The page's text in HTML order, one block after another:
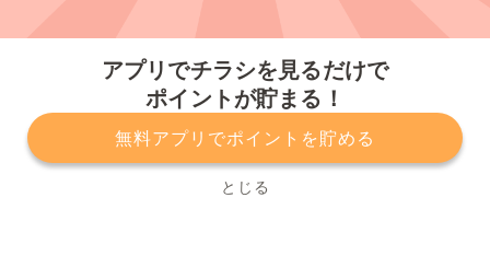
アプリでチラシを見るだけで
ポイントが貯まる！
無料アプリでポイントを貯める
とじる
プライバシーポリシー 利用規約
運営会社
サービスに関してのお問い合わせ